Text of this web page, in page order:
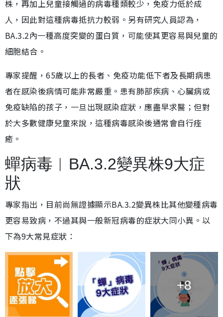
株，再加上兒童接觸過的病毒種類較少，免疫力低於成
人，因此對這種病毒抵抗力較弱。另有研究人員認為，
BA.3.2內一種高度突變的蛋白質，可能使其更容易與兒童的
細胞結合。
專家提醒，65歲以上的長者、免疫功能低下者及長期病患
者在感染後病情可能非常嚴重。患有肺部疾病、心臟病或
免疫缺陷的孩子，一旦出現感染症狀，應盡早求醫；但對
於大多數健康兒童來說，這種病毒感染後通常會自行痊
癒。
蟬病毒︱BA.3.2變異株9大症
狀
專家指出，目前尚無證據顯示BA.3.2變異株比其他變種病毒
更容易致病，不過其與一般新冠病毒的症狀大同小異。以
下為9大常見症狀：
+8